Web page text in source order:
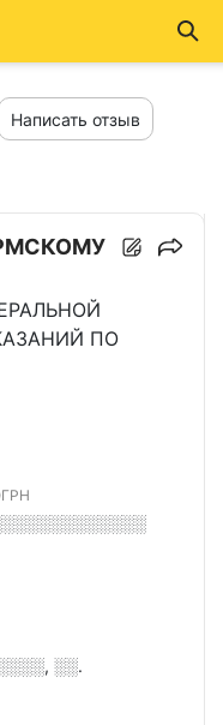
Написать отзыв
ПО
░░.